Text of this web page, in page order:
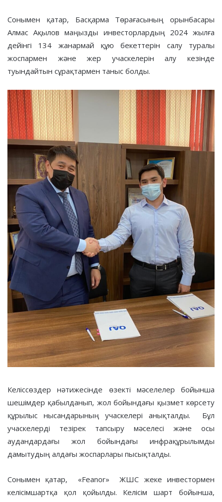
Сонымен қатар, Басқарма Төрағасының орынбасары
Алмас Ақылов маңызды инвесторлардың 2024 жылға
дейінгі 134 жанармай құю бекеттерін салу туралы
жоспармен және жер учаскелерін алу кезінде
туындайтын сұрақтармен таныс болды.
Келіссөздер нәтижесінде өзекті мәселелер бойынша
шешімдер қабылданып, жол бойындағы қызмет көрсету
құрылыс нысандарының учаскелері анықталды. Бұл
учаскелерді тезірек тапсыру мәселесі және осы
аудандардағы жол бойындағы инфрақұрылымды
дамытудың алдағы жоспарлары пысықталды.
Сонымен қатар, «Feanor» ЖШС жеке инвестормен
келісімшартқа қол қойылды. Келісім шарт бойынша,